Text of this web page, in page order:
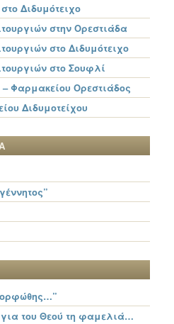
Διδυμότειχο
στην Ορεστιάδα
στο Διδυμότειχο
στο Σουφλί
– Φαρμακείου Ορεστιάδος
Διδυμοτείχου
του Θεού τη φαμελιά…